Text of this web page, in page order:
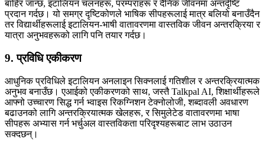
बाहिर जान्छ, इटालियन चलनहरू, परम्पराहरू र दैनिक जीवनमा अन्तर्दृष्टि
प्रदान गर्दछ। यो समग्र दृष्टिकोणले भाषिक सीपहरूलाई मात्र बलियो बनाउँदैन
तर विद्यार्थीहरूलाई इटालियन-भाषी वातावरणमा वास्तविक जीवन अन्तरक्रिया र
यात्रा अनुभवहरूको लागि पनि तयार गर्दछ।
9. प्रविधि एकीकरण
आधुनिक प्रविधिले इटालियन अनलाइन सिक्नलाई गतिशील र अन्तरक्रियात्मक
अनुभव बनाउँछ। एआईको एकीकरणको साथ, जस्तै Talkpal AI, शिक्षार्थीहरूले
आफ्नो उच्चारण सिद्ध गर्न भ्वाइस रिकग्निशन टेक्नोलोजी, शब्दावली अवधारण
बढाउनको लागि अन्तरक्रियात्मक खेलहरू, र सिमुलेटेड वातावरणमा भाषा
सीपहरू अभ्यास गर्न भर्चुअल वास्तविकता परिदृश्यहरूबाट लाभ उठाउन
सक्दछन्।